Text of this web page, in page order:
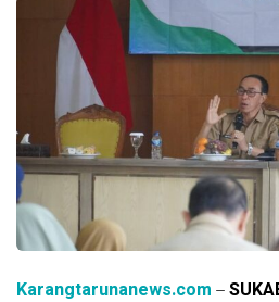
Karangtarunanews.com –